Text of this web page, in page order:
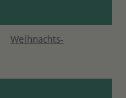
Weihnachts-